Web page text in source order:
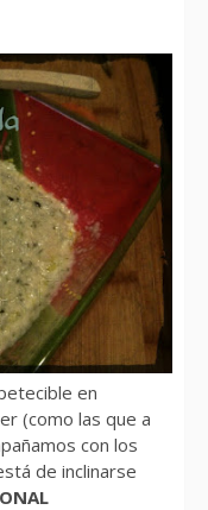
en
(como las que a
con los
de inclinarse